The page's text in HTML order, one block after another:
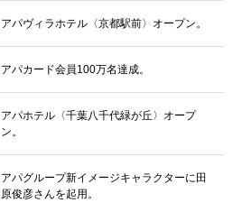
アパヴィラホテル〈京都駅前〉オープン。
アパカード会員100万名達成。
アパホテル〈千葉八千代緑が丘〉オープ
ン。
アパグループ新イメージキャラクターに田
原俊彦さんを起用。